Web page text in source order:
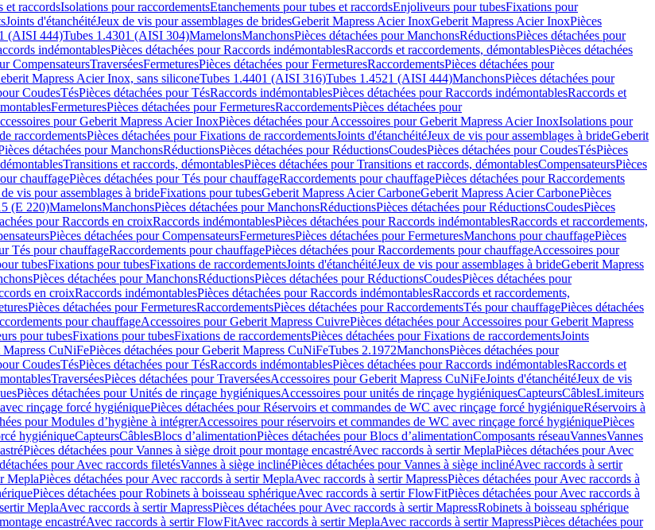
et raccordsIsolations pour raccordementsEtanchements pour tubes et raccordsEnjoliveurs pour tubesFixations pour
Joints d'étanchéitéJeux de vis pour assemblages de bridesGeberit Mapress Acier InoxGeberit Mapress Acier InoxPièces
(AISI 444)Tubes 1.4301 (AISI 304)MamelonsManchonsPièces détachées pour ManchonsRéductionsPièces détachées pour
indémontablesPièces détachées pour Raccords indémontablesRaccords et raccordements, démontablesPièces détachées
CompensateursTraverséesFermeturesPièces détachées pour FermeturesRaccordementsPièces détachées pour
Mapress Acier Inox, sans siliconeTubes 1.4401 (AISI 316)Tubes 1.4521 (AISI 444)ManchonsPièces détachées pour
CoudesTésPièces détachées pour TésRaccords indémontablesPièces détachées pour Raccords indémontablesRaccords et
FermeturesPièces détachées pour FermeturesRaccordementsPièces détachées pour
pour Geberit Mapress Acier InoxPièces détachées pour Accessoires pour Geberit Mapress Acier InoxIsolations pour
raccordementsPièces détachées pour Fixations de raccordementsJoints d'étanchéitéJeux de vis pour assemblages à brideGeberit
détachées pour ManchonsRéductionsPièces détachées pour RéductionsCoudesPièces détachées pour CoudesTésPièces
Transitions et raccords, démontablesPièces détachées pour Transitions et raccords, démontablesCompensateursPièces
chauffagePièces détachées pour Tés pour chauffageRaccordements pour chauffagePièces détachées pour Raccordements
vis pour assemblages à brideFixations pour tubesGeberit Mapress Acier CarboneGeberit Mapress Acier CarbonePièces
(E 220)MamelonsManchonsPièces détachées pour ManchonsRéductionsPièces détachées pour RéductionsCoudesPièces
pour Raccords en croixRaccords indémontablesPièces détachées pour Raccords indémontablesRaccords et raccordements,
Pièces détachées pour CompensateursFermeturesPièces détachées pour FermeturesManchons pour chauffagePièces
Tés pour chauffageRaccordements pour chauffagePièces détachées pour Raccordements pour chauffageAccessoires pour
tubesFixations pour tubesFixations de raccordementsJoints d'étanchéitéJeux de vis pour assemblages à brideGeberit Mapress
Pièces détachées pour ManchonsRéductionsPièces détachées pour RéductionsCoudesPièces détachées pour
en croixRaccords indémontablesPièces détachées pour Raccords indémontablesRaccords et raccordements,
Pièces détachées pour FermeturesRaccordementsPièces détachées pour RaccordementsTés pour chauffagePièces détachées
pour chauffageAccessoires pour Geberit Mapress CuivrePièces détachées pour Accessoires pour Geberit Mapress
pour tubesFixations pour tubesFixations de raccordementsPièces détachées pour Fixations de raccordementsJoints
Mapress CuNiFePièces détachées pour Geberit Mapress CuNiFeTubes 2.1972ManchonsPièces détachées pour
CoudesTésPièces détachées pour TésRaccords indémontablesPièces détachées pour Raccords indémontablesRaccords et
TraverséesPièces détachées pour TraverséesAccessoires pour Geberit Mapress CuNiFeJoints d'étanchéitéJeux de vis
Pièces détachées pour Unités de rinçage hygiéniquesAccessoires pour unités de rinçage hygiéniquesCapteursCâblesLimiteurs
rinçage forcé hygiéniquePièces détachées pour Réservoirs et commandes de WC avec rinçage forcé hygiéniqueRéservoirs à
pour Modules d’hygiène à intégrerAccessoires pour réservoirs et commandes de WC avec rinçage forcé hygiéniquePièces
hygiéniqueCapteursCâblesBlocs d’alimentationPièces détachées pour Blocs d’alimentationComposants réseauVannesVannes
Pièces détachées pour Vannes à siège droit pour montage encastréAvec raccords à sertir MeplaPièces détachées pour Avec
pour Avec raccords filetésVannes à siège inclinéPièces détachées pour Vannes à siège inclinéAvec raccords à sertir
MeplaPièces détachées pour Avec raccords à sertir MeplaAvec raccords à sertir MapressPièces détachées pour Avec raccords à
Pièces détachées pour Robinets à boisseau sphériqueAvec raccords à sertir FlowFitPièces détachées pour Avec raccords à
MeplaAvec raccords à sertir MapressPièces détachées pour Avec raccords à sertir MapressRobinets à boisseau sphérique
encastréAvec raccords à sertir FlowFitAvec raccords à sertir MeplaAvec raccords à sertir MapressPièces détachées pour